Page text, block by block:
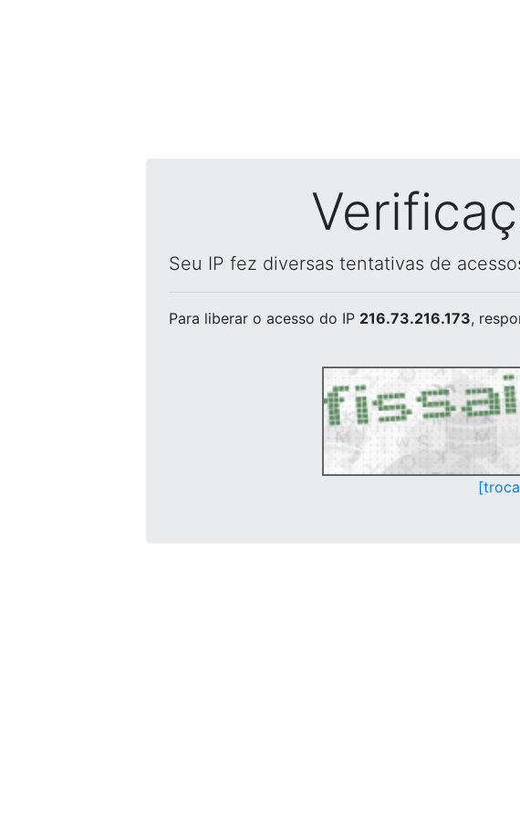
Seu IP fez diversas tentativas de
Para liberar o acesso do IP 216.73.216.173,